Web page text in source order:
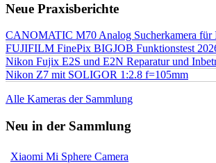
Neue Praxisberichte
CANOMATIC M70 Analog Sucherkamera für
FUJIFILM FinePix BIGJOB Funktionstest
Nikon Fujix E2S und E2N Reparatur und
Nikon Z7 mit SOLIGOR 1:2.8 f=105mm
Alle Kameras der Sammlung
Neu in der Sammlung
Xiaomi Mi Sphere Camera